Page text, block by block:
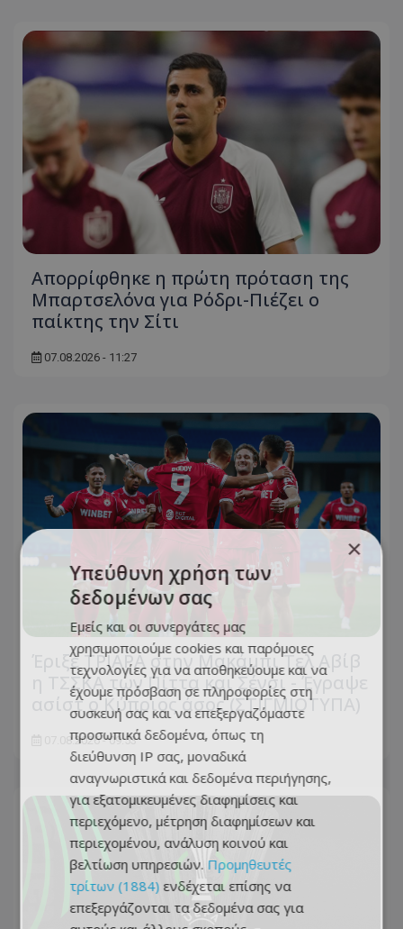
Απορρίφθηκε η πρώτη πρόταση της
Μπαρτσελόνα για Ρόδρι-Πιέζει ο
παίκτης την Σίτι
07.08.2026 - 11:27
Έριξε ΤΡΙΑΡΑ στην Μακάμπι Τελ Αβίβ
η ΤΣΣΚΑ των Πίττα και Σένσι - Έγραψε
ασίστ ο Κύπριος άσος (ΣΤΙΓΜΙΟΤΥΠΑ)
07.08.2026 - 09:53
×
Υπεύθυνη χρήση των
δεδομένων σας
Εμείς και οι συνεργάτες μας
χρησιμοποιούμε cookies και παρόμοιες
τεχνολογίες για να αποθηκεύουμε και να
έχουμε πρόσβαση σε πληροφορίες στη
συσκευή σας και να επεξεργαζόμαστε
προσωπικά δεδομένα, όπως τη
διεύθυνση IP σας, μοναδικά
αναγνωριστικά και δεδομένα περιήγησης,
για εξατομικευμένες διαφημίσεις και
περιεχόμενο, μέτρηση διαφημίσεων και
περιεχομένου, ανάλυση κοινού και
βελτίωση υπηρεσιών. Προμηθευτές
τρίτων (1884) ενδέχεται επίσης να
επεξεργάζονται τα δεδομένα σας για